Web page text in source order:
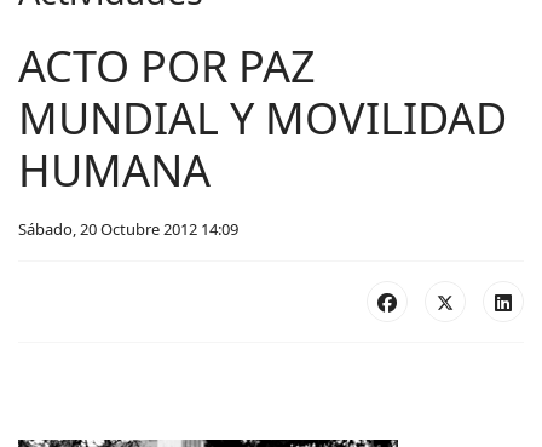
ACTO POR PAZ
MUNDIAL Y MOVILIDAD
HUMANA
Sábado, 20 Octubre 2012 14:09